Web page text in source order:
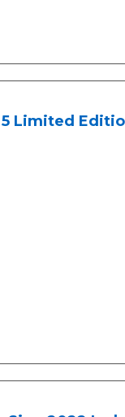
Limited